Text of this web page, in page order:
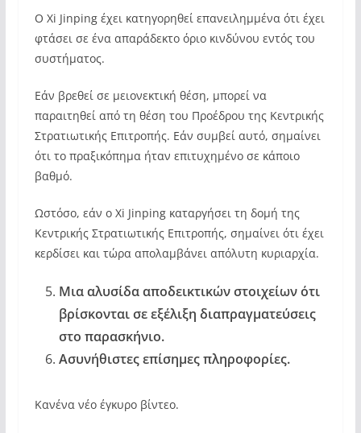
Ο Xi Jinping έχει κατηγορηθεί επανειλημμένα ότι έχει
φτάσει σε ένα απαράδεκτο όριο κινδύνου εντός του
συστήματος.
Εάν βρεθεί σε μειονεκτική θέση, μπορεί να
παραιτηθεί από τη θέση του Προέδρου της Κεντρικής
Στρατιωτικής Επιτροπής. Εάν συμβεί αυτό, σημαίνει
ότι το πραξικόπημα ήταν επιτυχημένο σε κάποιο
βαθμό.
Ωστόσο, εάν ο Xi Jinping καταργήσει τη δομή της
Κεντρικής Στρατιωτικής Επιτροπής, σημαίνει ότι έχει
κερδίσει και τώρα απολαμβάνει απόλυτη κυριαρχία.
Μια αλυσίδα αποδεικτικών στοιχείων ότι
βρίσκονται σε εξέλιξη διαπραγματεύσεις
στο παρασκήνιο.
Ασυνήθιστες επίσημες πληροφορίες.
Κανένα νέο έγκυρο βίντεο.